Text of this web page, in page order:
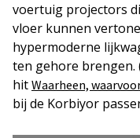
voertuig projectors
vloer kunnen
hypermoderne
ten gehore brengen.
hit Waarheen,
bij de Korbiyor